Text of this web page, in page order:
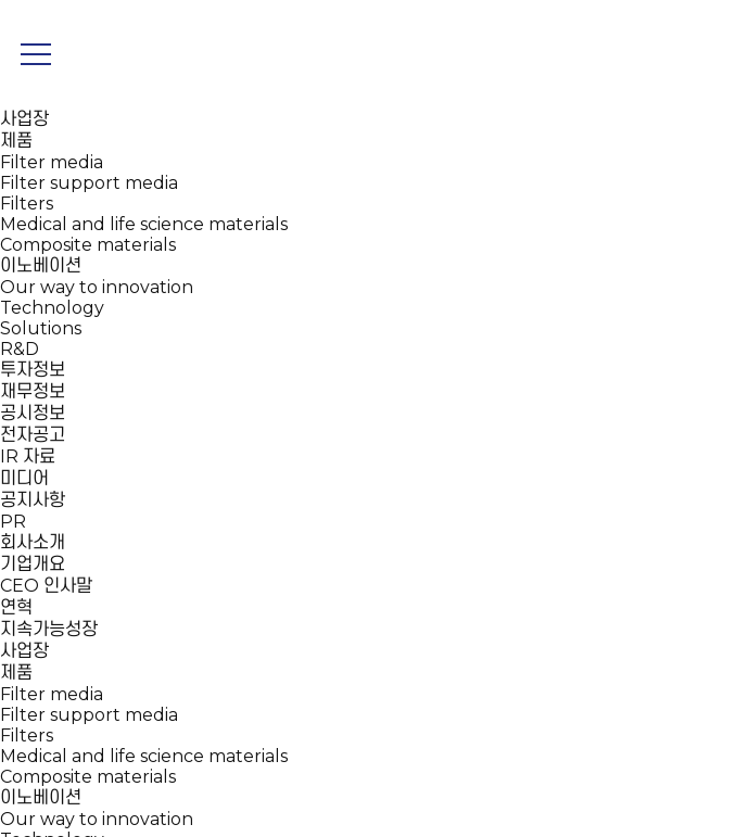
CEO 인사말
사업장
제품
Filter media
Filter support media
Filters
Medical and life science materials
Composite materials
이노베이션
Our way to innovation
Technology
Solutions
R&D
투자정보
재무정보
공시정보
전자공고
IR 자료
미디어
공지사항
PR
회사소개
기업개요
CEO 인사말
연혁
지속가능성장
사업장
제품
Filter media
Filter support media
Filters
Medical and life science materials
Composite materials
이노베이션
Our way to innovation